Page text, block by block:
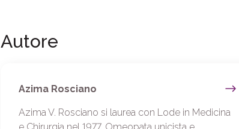
Autore
Azima Rosciano
Azima V. Rosciano si laurea con Lode in Medicina